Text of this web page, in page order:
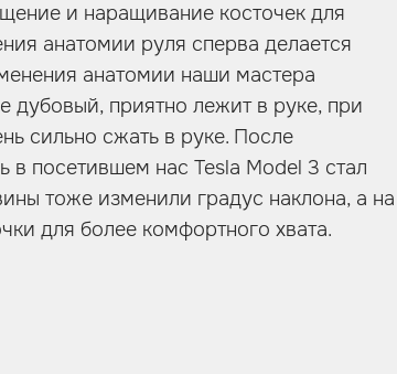
и наращивание косточек для
анатомии руля сперва делается
анатомии наши мастера
дубовый, приятно лежит в руке, при
сильно сжать в руке. После
посетившем нас Tesla Model 3 стал
тоже изменили градус наклона, а на
для более комфортного хвата.